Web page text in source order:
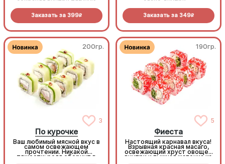
черной масаго и сочным
тунцом получается
феноменально вкусно.
(8шт.)
Заказать за 399R
снежного краба, крем-сыра
и пекинской капусты.
каждом кусочке (8шт.)
Заказать за 349R
200гр.
3
По курочке
Ваш любимый мясной вкус в
самом освежающем
прочтении. Никакой
тяжести: ролл обернут в
190гр.
5
Фиеста
Настоящий карнавал вкуса!
Взрывная красная масаго,
освежающий хруст овощей
внутри и пышная шапочка из